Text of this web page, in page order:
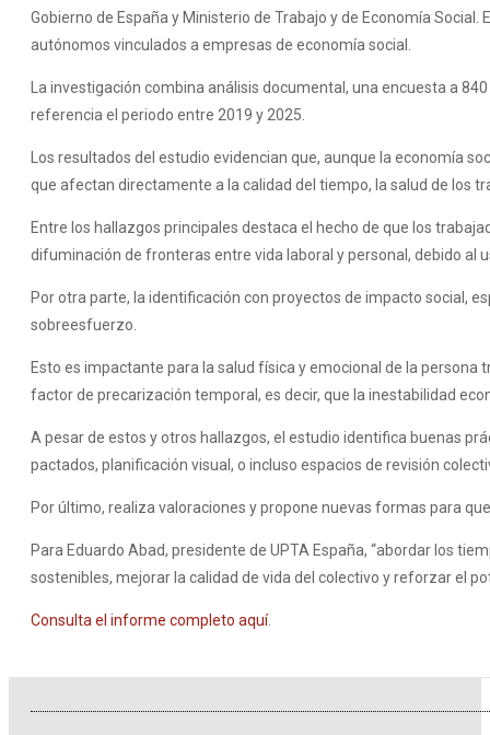
Gobierno de España y Ministerio de Trabajo y de Economía
autónomos vinculados a empresas de economía social.
La investigación combina análisis documental, una encuesta a
referencia el periodo entre 2019 y 2025.
Los resultados del estudio evidencian que, aunque la economía
que afectan directamente a la calidad del tiempo, la salud de los
Entre los hallazgos principales destaca el hecho de que los
difuminación de fronteras entre vida laboral y personal, debido al
Por otra parte, la identificación con proyectos de impacto social,
sobreesfuerzo.
Esto es impactante para la salud física y emocional de la
factor de precarización temporal, es decir, que la inestabilidad
A pesar de estos y otros hallazgos, el estudio identifica buenas
pactados, planificación visual, o incluso espacios de revisión
Por último, realiza valoraciones y propone nuevas formas para
Para Eduardo Abad, presidente de UPTA España, “abordar los
sostenibles, mejorar la calidad de vida del colectivo y reforzar el
Consulta el informe completo aquí.